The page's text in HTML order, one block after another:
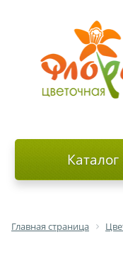
Каталог
Главная страница